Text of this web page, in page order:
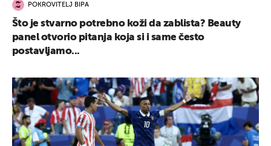
POKROVITELJ BIPA
Što je stvarno potrebno koži da zablista? Beauty
panel otvorio pitanja koja si i same često
postavljamo...